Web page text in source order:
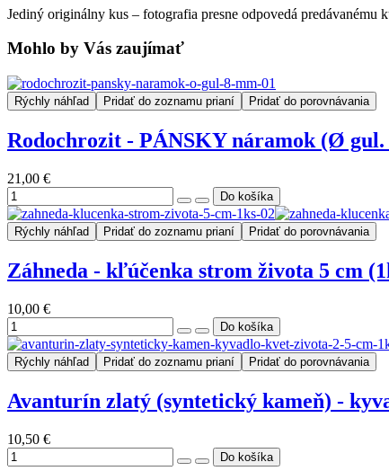
Jediný originálny kus – fotografia presne odpovedá predávanému
Mohlo by Vás zaujímať
Rýchly náhľad Pridať do zoznamu prianí Pridať do porovnávania
Rodochrozit - PÁNSKY náramok (Ø gul.
21,00 €
Rýchly náhľad Pridať do zoznamu prianí Pridať do porovnávania
Záhneda - kľúčenka strom života 5 cm
10,00 €
Rýchly náhľad Pridať do zoznamu prianí Pridať do porovnávania
Avanturín zlatý (syntetický kameň) -
10,50 €